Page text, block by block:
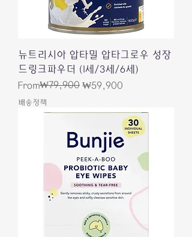
뉴트리시아 압타밀 압타그로우 성장
드링크파우더 (1세/3세/6세)
From
Regular Price
₩79,900 ₩59,900
Sale Price
배송정책